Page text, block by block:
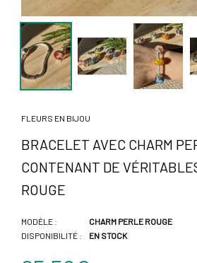
FLEURS EN BIJOU
BRACELET AVEC CHARM
CONTENANT DE
ROUGE
MODÈLE :
DISPONIBILITÉ :
CHARM PERLE ROUGE
EN STOCK